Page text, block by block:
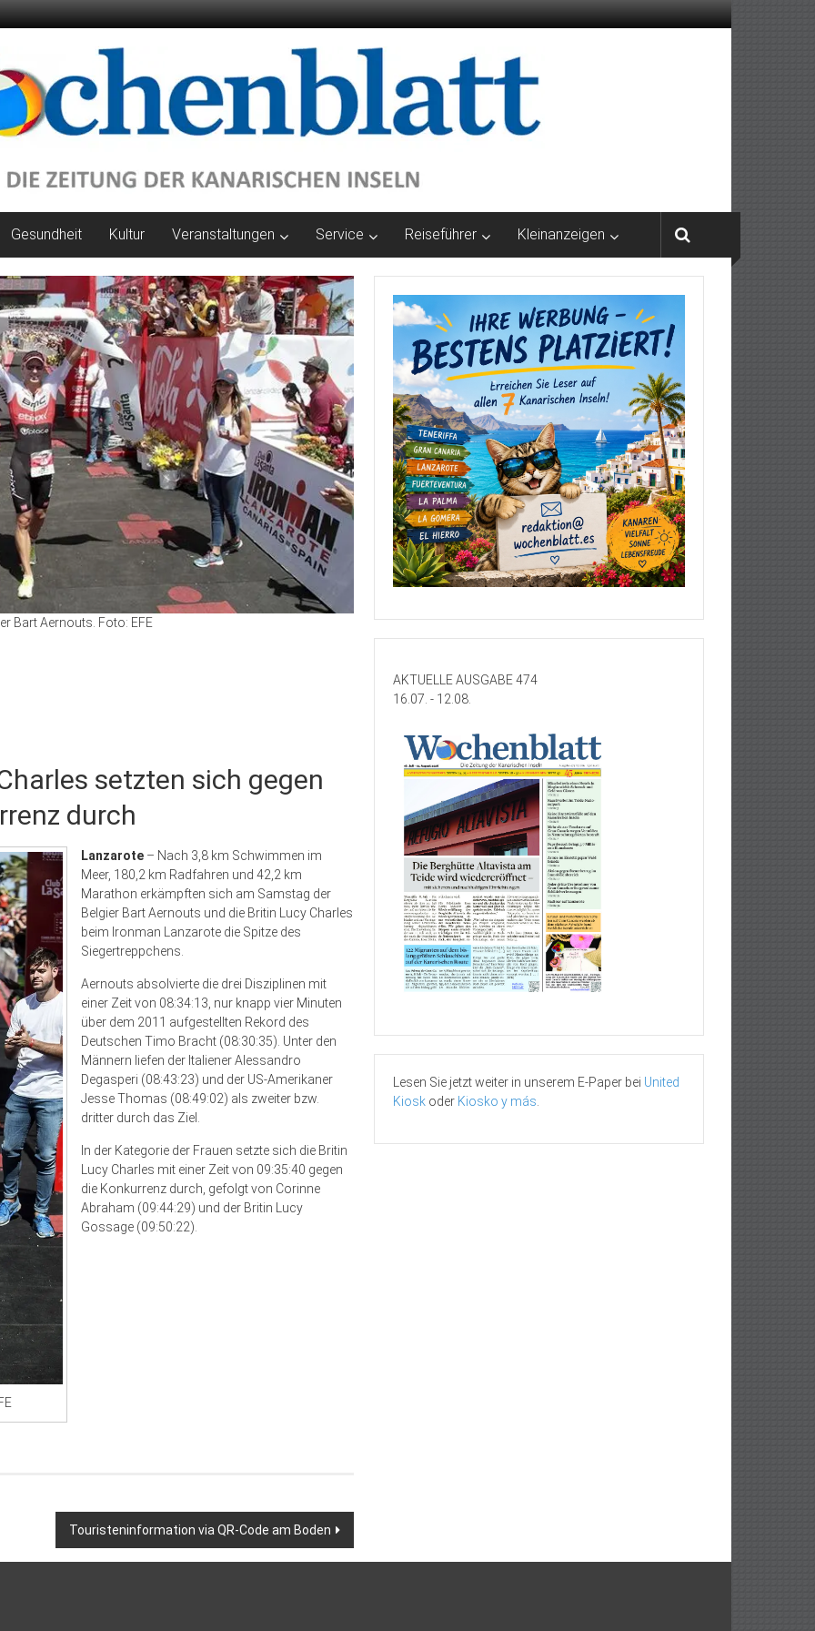
Gesundheit Kultur Veranstaltungen Service Reiseführer Kleinanzeigen
Bart Aernouts. Foto: EFE
setzten sich gegen
durch
Lanzarote – Nach 3,8 km Schwimmen im
Meer, 180,2 km Radfahren und 42,2 km
Marathon erkämpften sich am Samstag der
Belgier Bart Aernouts und die Britin Lucy Charles
beim Ironman Lanzarote die Spitze des
Siegertreppchens.
Aernouts absolvierte die drei Disziplinen mit
einer Zeit von 08:34:13, nur knapp vier Minuten
über dem 2011 aufgestellten Rekord des
Deutschen Timo Bracht (08:30:35). Unter den
Männern liefen der Italiener Alessandro
Degasperi (08:43:23) und der US-Amerikaner
Jesse Thomas (08:49:02) als zweiter bzw.
dritter durch das Ziel.
In der Kategorie der Frauen setzte sich die Britin
Lucy Charles mit einer Zeit von 09:35:40 gegen
die Konkurrenz durch, gefolgt von Corinne
Abraham (09:44:29) und der Britin Lucy
Gossage (09:50:22).
Touristeninformation via QR-Code am Boden
AKTUELLE AUSGABE 474
16.07. - 12.08.
Lesen Sie jetzt weiter in unserem E-Paper bei United
Kiosk oder Kiosko y más